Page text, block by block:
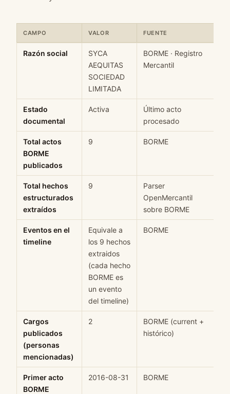
CAMPO VALOR FUENTE
Razón social
SYCA
AEQUITAS
SOCIEDAD
LIMITADA
BORME · Registro
Mercantil
Estado
documental
Activa
Último acto
procesado
Total actos
BORME
publicados
9 BORME
Total hechos
estructurados
extraídos
9
Parser
OpenMercantil
sobre BORME
Eventos en el
timeline
Equivale a
los 9 hechos
extraidos
(cada hecho
BORME es
un evento
del timeline)
BORME
Cargos
publicados
(personas
mencionadas)
2
BORME (current +
histórico)
Primer acto
BORME
2016-08-31 BORME